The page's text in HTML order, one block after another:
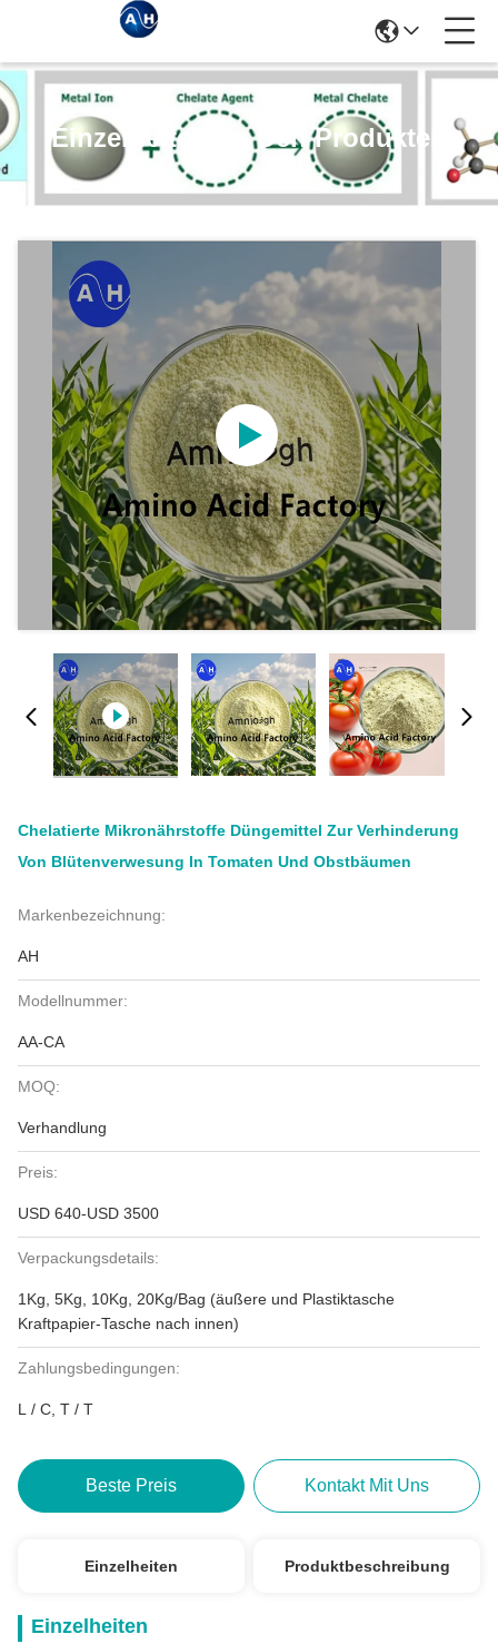
Einzelheiten Zu Den Produkten
Chelatierte Mikronährstoffe Düngemittel Zur Verhinderung
Von Blütenverwesung In Tomaten Und Obstbäumen
Markenbezeichnung:
AH
Modellnummer:
AA-CA
MOQ:
Verhandlung
Preis:
USD 640-USD 3500
Verpackungsdetails:
1Kg, 5Kg, 10Kg, 20Kg/Bag (äußere und Plastiktasche
Kraftpapier-Tasche nach innen)
Zahlungsbedingungen:
L / C, T / T
Beste Preis Kontakt Mit Uns
Einzelheiten Produktbeschreibung
Einzelheiten